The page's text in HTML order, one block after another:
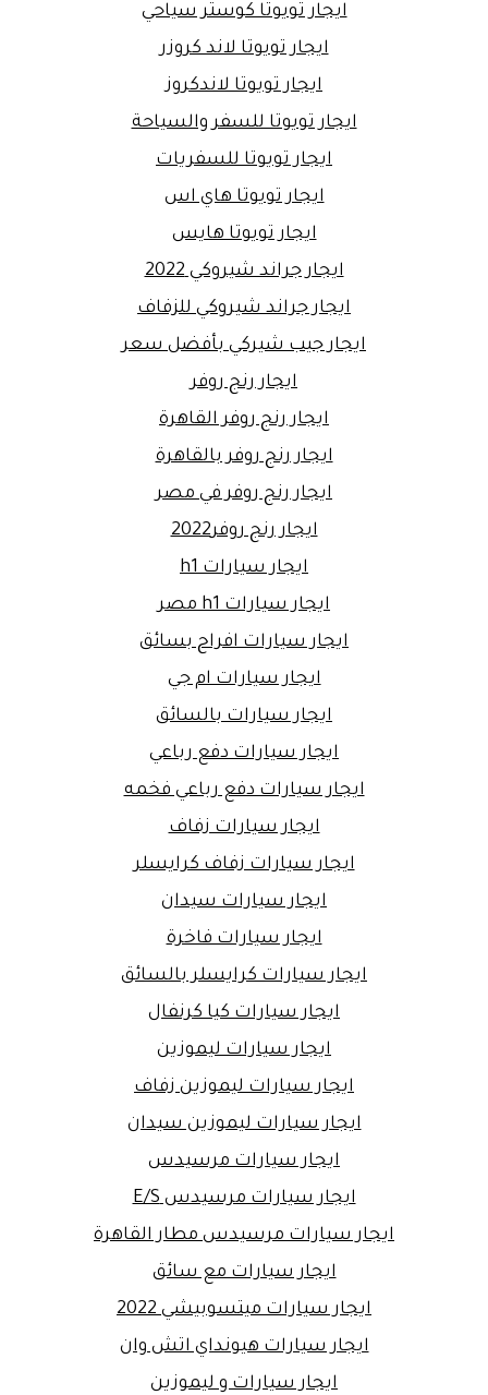
ايجار تويوتا كوستر سياحي
ايجار تويوتا لاند كروزر
ايجار تويوتا لاندكروز
ايجار تويوتا للسفر والسياحة
ايجار تويوتا للسفريات
ايجار تويوتا هاي اس
ايجار تويوتا هايس
ايجار جراند شيروكي 2022
ايجار جراند شيروكي للزفاف
ايجار جيب شيركي بأفضل سعر
ايجار رنج روفر
ايجار رنج روفر القاهرة
ايجار رنج روفر بالقاهرة
ايجار رنج روفر في مصر
ايجار رنج روفر2022
ايجار سيارات h1
ايجار سيارات h1 مصر
ايجار سيارات افراح بسائق
ايجار سيارات ام جي
ايجار سيارات بالسائق
ايجار سيارات دفع رباعي
ايجار سيارات دفع رباعي فخمه
ايجار سيارات زفاف
ايجار سيارات زفاف كرايسلر
ايجار سيارات سيدان
ايجار سيارات فاخرة
ايجار سيارات كرايسلر بالسائق
ايجار سيارات كيا كرنفال
ايجار سيارات ليموزين
ايجار سيارات ليموزين زفاف
ايجار سيارات ليموزين سيدان
ايجار سيارات مرسيدس
ايجار سيارات مرسيدس E/S
ايجار سيارات مرسيدس مطار القاهرة
ايجار سيارات مع سائق
ايجار سيارات ميتسوبيشي 2022
ايجار سيارات هيونداي اتش وان
ايجار سيارات و ليموزين